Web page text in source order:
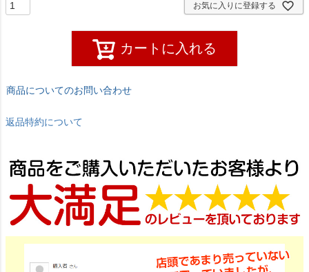
お気に入りに登録する
カートに入れる
商品についてのお問い合わせ
返品特約について